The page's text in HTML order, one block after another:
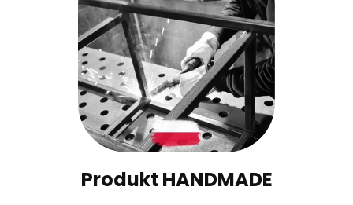
Produkt HANDMADE